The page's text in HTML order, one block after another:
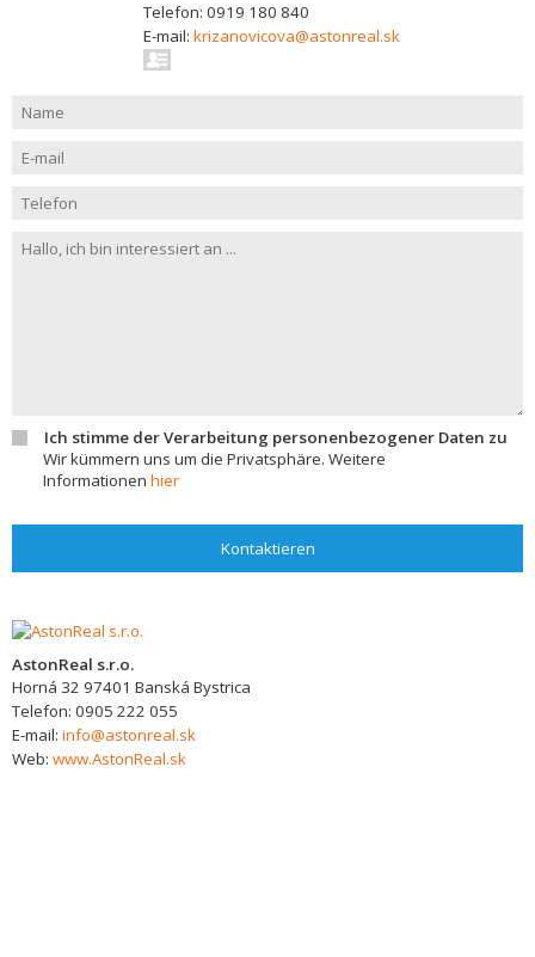
Telefon: 0919 180 840
E-mail: krizanovicova@astonreal.sk
Ich stimme der Verarbeitung personenbezogener Daten zu
Wir kümmern uns um die Privatsphäre. Weitere
Informationen hier
Kontaktieren
AstonReal s.r.o.
Horná 32 97401 Banská Bystrica
Telefon: 0905 222 055
E-mail: info@astonreal.sk
Web: www.AstonReal.sk